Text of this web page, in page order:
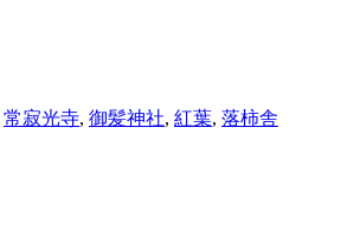
常寂光寺, 御髪神社, 紅葉, 落柿舎